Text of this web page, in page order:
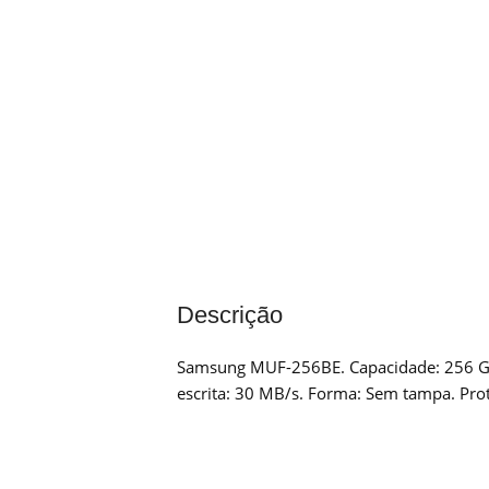
Descrição
Samsung MUF-256BE. Capacidade: 256
escrita: 30 MB/s. Forma: Sem tampa.